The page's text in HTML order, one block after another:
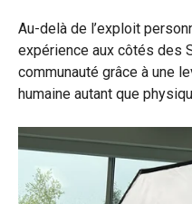
Au-delà de l’exploit
expérience aux côtés des
communauté grâce à une
humaine autant que